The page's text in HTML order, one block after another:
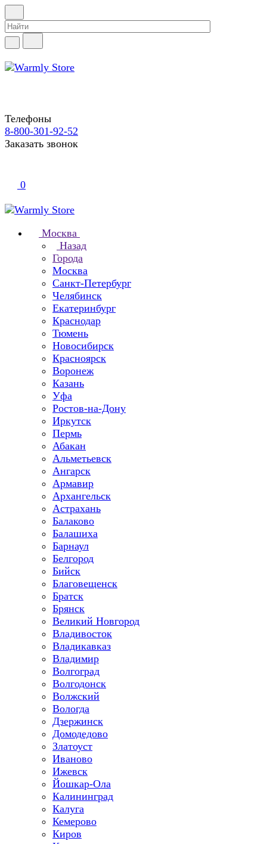
Телефоны
8-800-301-92-52
Заказать звонок
0
Москва
Назад
Города
Москва
Санкт-Петербург
Челябинск
Екатеринбург
Краснодар
Тюмень
Новосибирск
Красноярск
Воронеж
Казань
Уфа
Ростов-на-Дону
Иркутск
Пермь
Абакан
Альметьевск
Ангарск
Армавир
Архангельск
Астрахань
Балаково
Балашиха
Барнаул
Белгород
Бийск
Благовещенск
Братск
Брянск
Великий Новгород
Владивосток
Владикавказ
Владимир
Волгоград
Волгодонск
Волжский
Вологда
Дзержинск
Домодедово
Златоуст
Иваново
Ижевск
Йошкар-Ола
Калининград
Калуга
Кемерово
Киров